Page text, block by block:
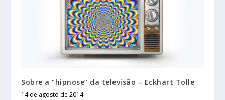
Sobre a “hipnose” da televisão – Eckhart Tolle
14 de agosto de 2014